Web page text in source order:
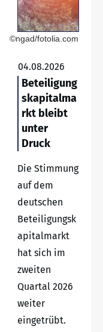
©ngad/fotolia.com
04.08.2026
Beteiligung
skapitalma
rkt bleibt
unter
Druck
Die Stimmung
auf dem
deutschen
Beteiligungsk
apitalmarkt
hat sich im
zweiten
Quartal 2026
weiter
eingetrübt.